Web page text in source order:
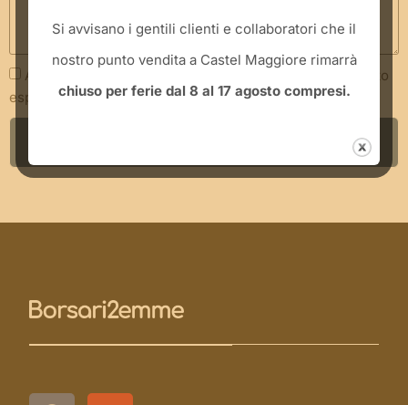
Acconsento che i miei dati siano trattati secondo quanto
espresso nellaPrivacy Policy
​Si avvisano i gentili clienti e collaboratori che il
nostro punto vendita a Castel Maggiore rimarrà
chiuso per ferie dal 8 al 17 agosto compresi.